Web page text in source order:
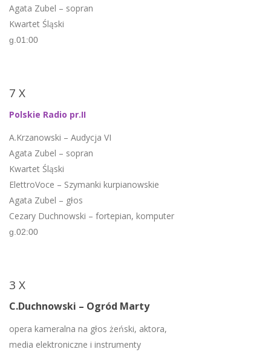
Agata Zubel – sopran
Kwartet Śląski
g.01:00
7 X
Polskie Radio pr.II
A.Krzanowski – Audycja VI
Agata Zubel – sopran
Kwartet Śląski
ElettroVoce – Szymanki kurpianowskie
Agata Zubel – głos
Cezary Duchnowski – fortepian, komputer
g.02:00
3 X
C.Duchnowski – Ogród Marty
opera kameralna na głos żeński, aktora,
media elektroniczne i instrumenty